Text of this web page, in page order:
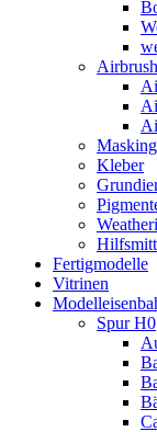
Airbrush
Kleber
Fertigmodelle
Vitrinen
Spur H0